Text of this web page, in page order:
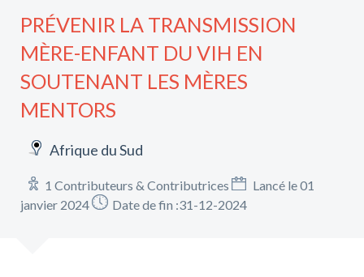
PRÉVENIR LA TRANSMISSION
MÈRE-ENFANT DU VIH EN
SOUTENANT LES MÈRES
MENTORS
Afrique du Sud
1 Contributeurs & Contributrices
Lancé le 01
janvier 2024
Date de fin :31-12-2024